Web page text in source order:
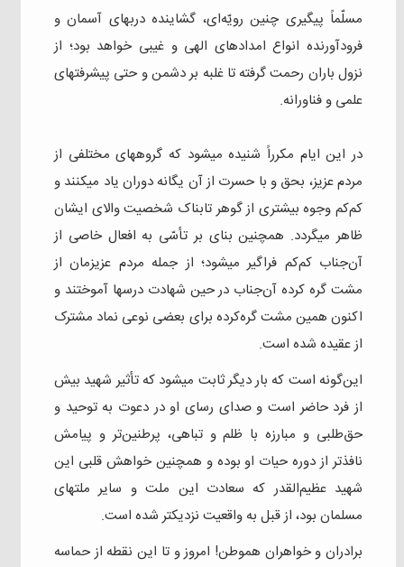
مسلّماً پیگیری چنین رویّه‌ای، گشاینده دربهای آسمان و
فرودآورنده انواع امدادهای الهی و غیبی خواهد بود؛ از
نزول باران رحمت گرفته تا غلبه بر دشمن و حتی پیشرفتهای
علمی و فناورانه.
در این ایام مکرراً شنیده میشود که گروههای مختلفی از
مردم عزیز، بحق و با حسرت از آن یگانه دوران یاد میکنند و
کم‌کم وجوه بیشتری از گوهر تابناک شخصیت والای ایشان
ظاهر میگردد. همچنین بنای بر تأسّی به افعال خاصی از
آن‌جناب کم‌کم فراگیر میشود؛ از جمله مردم عزیزمان از
مشت گره کرده‌ آن‌جناب در حین شهادت درسها آموختند و
اکنون همین مشت گره‌کرده برای بعضی نوعی نماد مشترک
از عقیده شده است.
این‌گونه است که بار دیگر ثابت میشود که تأثیر شهید بیش
از فرد حاضر است و صدای رسای او در دعوت به توحید و
حق‌طلبی و مبارزه با ظلم و تباهی، پرطنین‌تر و پیامش
نافذتر از دوره حیات او بوده و همچنین خواهش قلبی این
شهید عظیم‌القدر که سعادت این ملت و سایر ملتهای
مسلمان بود، از قبل به واقعیت نزدیکتر شده است.
برادران و خواهران هموطن! امروز و تا این نقطه از حماسه